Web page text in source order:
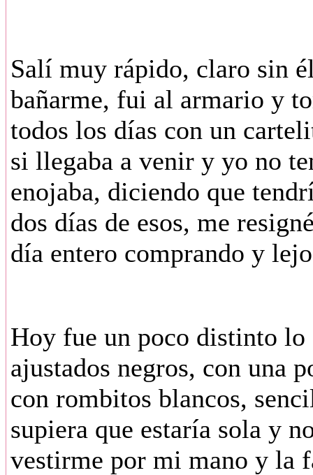
Salí muy rápido, claro sin
bañarme, fui al armario y
todos los días con un
si llegaba a venir y yo no
enojaba, diciendo que
dos días de esos, me
día entero comprando y
Hoy fue un poco distinto lo
ajustados negros, con una
con rombitos blancos,
supiera que estaría sola y
vestirme por mi mano y la